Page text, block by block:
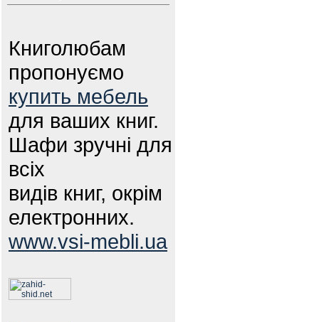
Книголюбам
пропонуємо
купить мебель
для ваших книг.
Шафи зручні для
всіх
видів книг, окрім
електронних.
www.vsi-mebli.ua